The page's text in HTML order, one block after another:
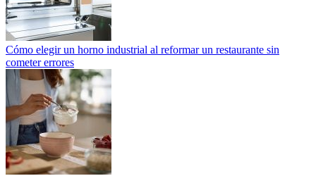
Cómo elegir un horno industrial al reformar un restaurante sin
cometer errores